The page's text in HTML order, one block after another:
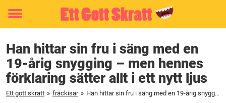
Toggle
Han hittar sin fru i säng med en
19-årig snygging – men hennes
förklaring sätter allt i ett nytt ljus
Ett gott skratt » fräckisar » Han hittar sin fru i säng med en 19-årig snygging – men hennes förklaring sätter allt i ett nytt ljus